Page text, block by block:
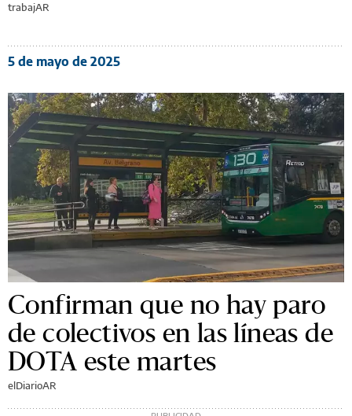
trabajAR
5 de mayo de 2025
Confirman que no hay paro
de colectivos en las líneas de
DOTA este martes
elDiarioAR